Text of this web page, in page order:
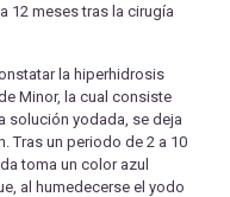
12 meses tras la cirugía
la hiperhidrosis
Minor, la cual consiste
solución yodada, se deja
Tras un periodo de 2 a 10
toma un color azul
al humedecerse el yodo